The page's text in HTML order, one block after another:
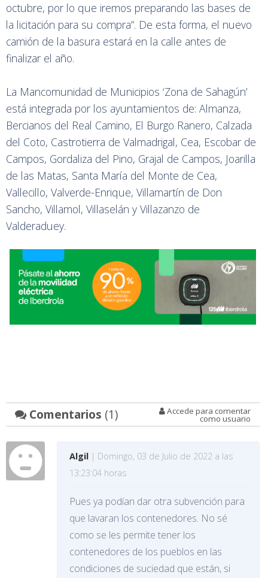
octubre, por lo que iremos preparando las bases de
la licitación para su compra”. De esta forma, el nuevo
camión de la basura estará en la calle antes de
finalizar el año.
La Mancomunidad de Municipios ‘Zona de Sahagún’
está integrada por los ayuntamientos de: Almanza,
Bercianos del Real Camino, El Burgo Ranero, Calzada
del Coto, Castrotierra de Valmadrigal, Cea, Escobar de
Campos, Gordaliza del Pino, Grajal de Campos, Joarilla
de las Matas, Santa María del Monte de Cea,
Vallecillo, Valverde-Enrique, Villamartín de Don
Sancho, Villamol, Villaselán y Villazanzo de
Valderaduey.
Comentarios (1) Accede para comentar
como usuario
Algil | Domingo, 03 de Julio de 2022 a las
13:23:04 horas
Pues ya podían dar otra subvención para
que lavaran los contenedores. No sé
como se les permite tener los
contenedores de los pueblos en las
condiciones de suciedad que están, si